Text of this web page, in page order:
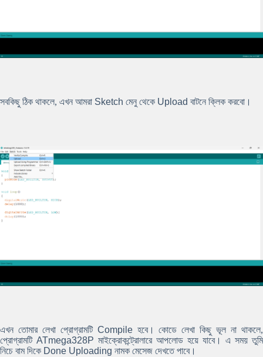
সবকিছু ঠিক থাকলে, এখন আমরা Sketch মেনু থেকে Upload বাটনে ক্লিক করবো।
এখন তোমার লেখা প্রোগ্রামটি Compileহবে। কোডে লেখা কিছু ভূল না থাকলে,
প্রোগ্রামটি ATmega328P মাইক্রোকন্ট্রোলারে আপলোড হয়ে যাবে। এ সময় তুমি
নিচে বাম দিকে Done Uploading নামক মেসেজ দেখতে পাবে।